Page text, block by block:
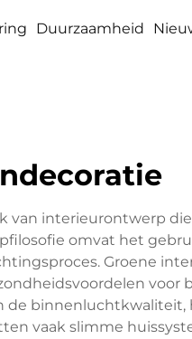
Duurzaamheid
interieurontwerp
omvat het
Groene
voor
vaak slimme